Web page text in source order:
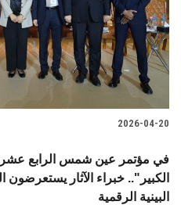
2026-04-20
في مؤتمر عين شمس الرابع
الكبير".. خبراء الآثار يستعرضون
البينية الرقمية